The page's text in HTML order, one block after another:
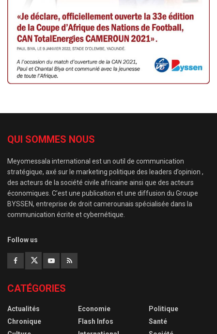
QUI SOMMES NOUS
Meyomessala international est un outil de communication
stratégique, axé sur le marketing politique des leaders d’opinion ,
des acteurs de la société civile africaine ainsi que des acteurs
économiques. C’est une publication et une diffusion du Groupe
BYSSEN, entreprise de droit camerounais spécialisée dans la
communication écrite et cybernétique.
Follow us
CATÉGORIES
Actualités
Chronique
Economie
Flash Infos
Politique
Santé